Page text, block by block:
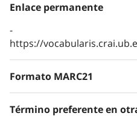
Enlace permanente
https://
Formato MARC21
Término preferente en